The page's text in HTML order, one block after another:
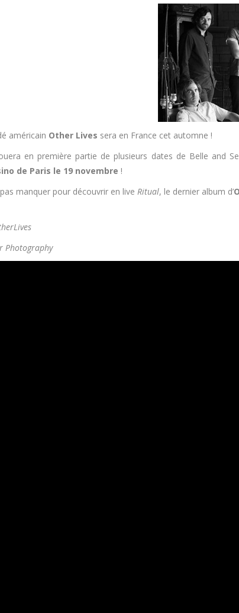
américain Other Lives sera en France cet automne !
en première partie de plusieurs dates de Belle and
de Paris le 19 novembre !
manquer pour découvrir en liveRitual, le dernier album d’
Photography